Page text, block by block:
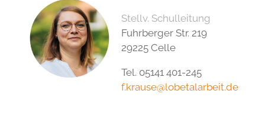
Stellv. Schulleitung
Fuhrberger Str. 219
29225 Celle
Tel. 05141 401-245
f.krause@lobetalarbeit.de